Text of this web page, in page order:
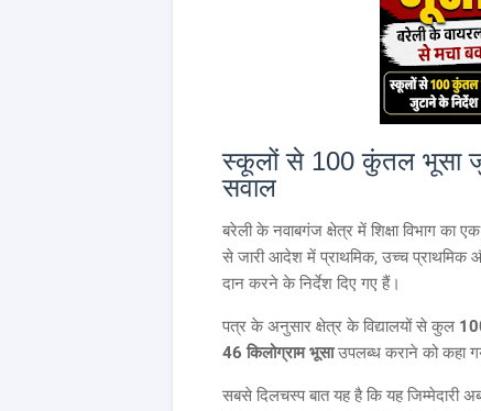
स्कूलों से 100 कुंतल भूसा
सवाल
बरेली के नवाबगंज क्षेत्र में शिक्षा विभाग का
से जारी आदेश में प्राथमिक, उच्च प्राथमिक
दान करने के निर्देश दिए गए हैं।
पत्र के अनुसार क्षेत्र के विद्यालयों से कुल
46 किलोग्राम भूसाउपलब्ध कराने को कहा
सबसे दिलचस्प बात यह है कि यह जिम्मेदारी